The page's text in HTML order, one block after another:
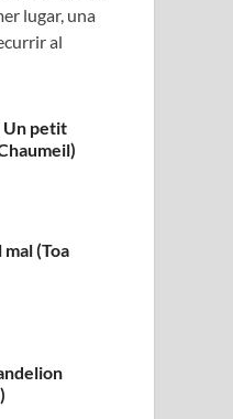
lugar, una
al
Un petit
(Toa